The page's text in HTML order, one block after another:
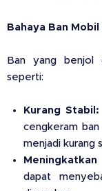
Bahaya Ban Mobil
Ban yang benjol
seperti:
Kurang Stabil:
cengkeram ban
menjadi kurang
dapat